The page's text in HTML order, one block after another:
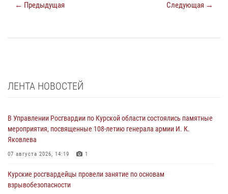
← Предыдущая Следующая →
ЛЕНТА НОВОСТЕЙ
В Управлении Росгвардии по Курской области состоялись памятные
мероприятия, посвященные 108-летию генерала армии И. К.
Яковлева
07 августа 2026, 14:19 1
Курские росгвардейцы провели занятие по основам
взрывобезопасности